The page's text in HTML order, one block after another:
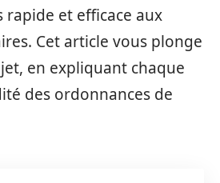
rapide et efficace aux
Cet article vous plonge
en expliquant chaque
des ordonnances de